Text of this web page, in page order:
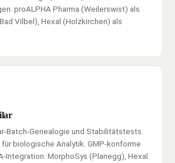
proALPHA Pharma (Weilerswist) als
Vilbel), Hexal (Holzkirchen) als
Batch-Genealogie und Stabilitätstests.
für biologische Analytik. GMP-konforme
Integration. MorphoSys (Planegg), Hexal